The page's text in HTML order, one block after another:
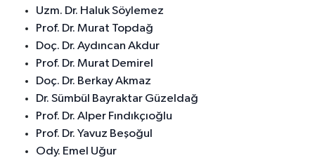
Uzm. Dr. Haluk Söylemez
Prof. Dr. Murat Topdağ
Doç. Dr. Aydıncan Akdur
Prof. Dr. Murat Demirel
Doç. Dr. Berkay Akmaz
Dr. Sümbül Bayraktar Güzeldağ
Prof. Dr. Alper Fındıkçıoğlu
Prof. Dr. Yavuz Beşoğul
Ody. Emel Uğur